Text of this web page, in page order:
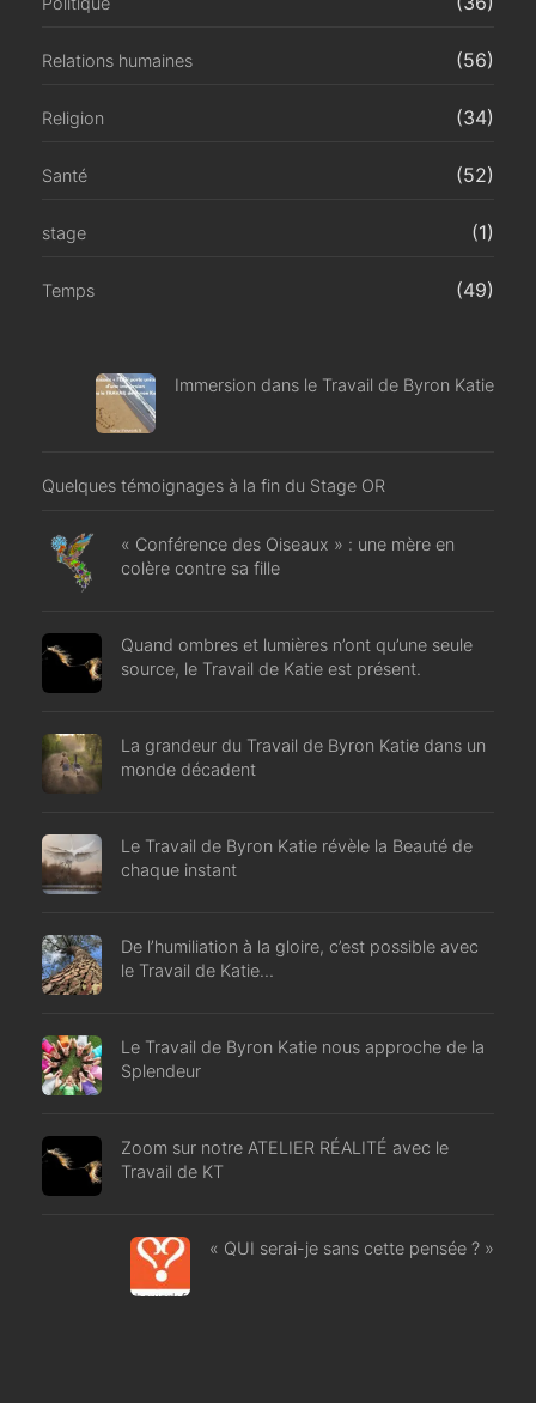
Relations humaines (56)
Religion (34)
Santé (52)
stage (1)
Temps (49)
Immersion dans le Travail de Byron Katie
Quelques témoignages à la fin du Stage OR
« Conférence des Oiseaux » : une mère en
colère contre sa fille
Quand ombres et lumières n’ont qu’une seule
source, le Travail de Katie est présent.
La grandeur du Travail de Byron Katie dans un
monde décadent
Le Travail de Byron Katie révèle la Beauté de
chaque instant
De l’humiliation à la gloire, c’est possible avec
le Travail de Katie…
Le Travail de Byron Katie nous approche de la
Splendeur
Zoom sur notre ATELIER RÉALITÉ avec le
Travail de KT
« QUI serai-je sans cette pensée ? »